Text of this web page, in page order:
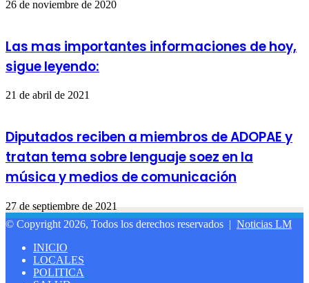
26 de noviembre de 2020
Las mas importantes informaciones de hoy,
sigue leyendo:
21 de abril de 2021
Diputados reciben a miembros de ADOPAE y
tratan tema sobre lenguaje soez en la
música y medios de comunicación
27 de septiembre de 2021
© Copyright 2026, Todos los derechos reservados | Noticias LM
INICIO
LOCALES
POLITICA